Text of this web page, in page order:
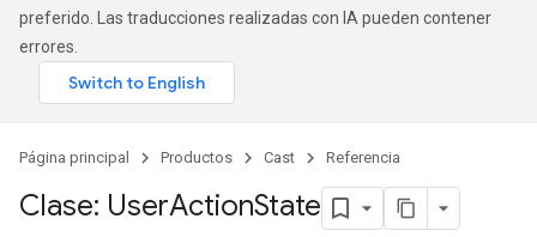
preferido. Las traducciones realizadas con IA pueden contener
errores.
Página principal Productos Cast Referencia
Clase: UserActionState